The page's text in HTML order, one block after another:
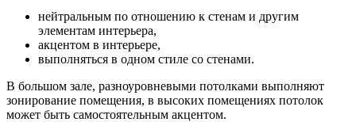
нейтральным по отношению к стенам и другим
элементам интерьера,
акцентом в интерьере,
выполняться в одном стиле со стенами.
В большом зале, разноуровневыми потолками выполняют
зонирование помещения, в высоких помещениях потолок
может быть самостоятельным акцентом.